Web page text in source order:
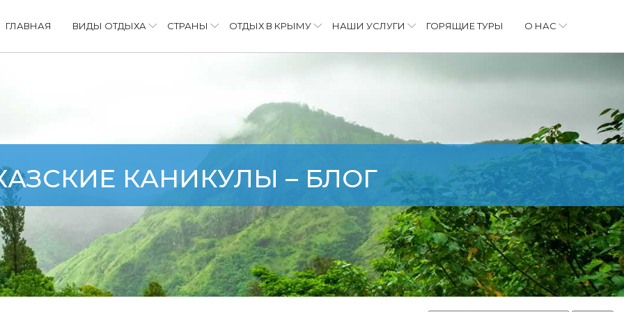
ГЛАВНАЯ ВИДЫ ОТДЫХА СТРАНЫ ОТДЫХ В КРЫМУ НАШИ УСЛУГИ ГОРЯЩИЕ ТУРЫ О НАС
КАНИКУЛЫ – БЛОГ